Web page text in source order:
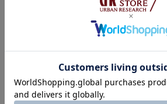
#レース
#ブラウンコーデ #
#カチューシャ #カチューシャコーデ
#URBAN RESEARCH